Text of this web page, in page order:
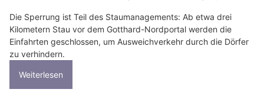
Die Sperrung ist Teil des Staumanagements: Ab etwa drei
Kilometern Stau vor dem Gotthard-Nordportal werden die
Einfahrten geschlossen, um Ausweichverkehr durch die Dörfer
zu verhindern.
Weiterlesen